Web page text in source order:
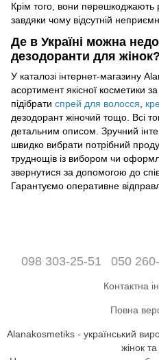
Крім того, вони перешкоджають
завдяки чому відсутній
Де в Україні можна
дезодоранти для жінок?
У каталозі інтернет-магазину
асортимент якісної косметики
підібрати спрей для волосся
дезодорант жіночий тощо. Всі
детальним описом. Зручний
швидко вибрати потрібний
труднощів із вибором чи
звернутися за допомогою до
Гарантуємо оперативне
098 303-25-51 050
Контактна
Повна
Alanakosmetiks - український
жінок та